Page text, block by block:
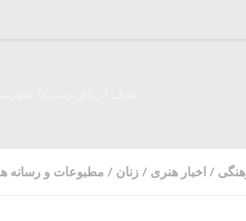
/ اخبار هنری / زنان / مطبوعات و رسانه